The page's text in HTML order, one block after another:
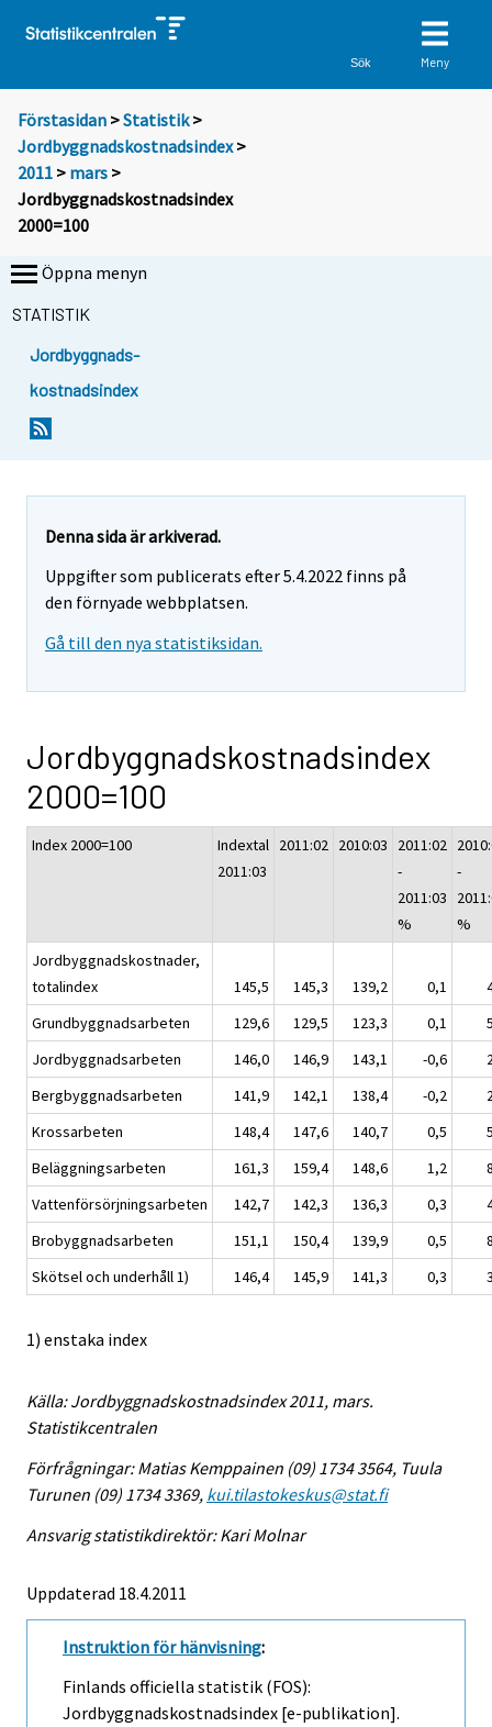
Sök Meny
Förstasidan >Statistik >
Jordbyggnadskostnadsindex>
2011 > mars >
Jordbyggnadskostnadsindex
2000=100
Öppna menyn
STATISTIK
Jordbyggnads-
kostnadsindex
Denna sida är arkiverad.
Uppgifter som publicerats efter 5.4.2022 finns på
den förnyade webbplatsen.
Gå till den nya statistiksidan.
Jordbyggnadskostnadsindex
2000=100
Index 2000=100
Indextal
2011:03
2011:02 2010:03
2011:02
-
2011:03
%
-
%
Jordbyggnadskostnader,
totalindex
145,5 145,3 139,2 0,1
Grundbyggnadsarbeten
129,6 129,5 123,3 0,1
Jordbyggnadsarbeten
146,0 146,9 143,1 -0,6
Bergbyggnadsarbeten
141,9 142,1 138,4 -0,2
Krossarbeten
148,4 147,6 140,7 0,5
Beläggningsarbeten
161,3 159,4 148,6 1,2
Vattenförsörjningsarbeten
142,7 142,3 136,3 0,3
Brobyggnadsarbeten
151,1 150,4 139,9 0,5
Skötsel och underhåll 1)
146,4 145,9 141,3 0,3
1) enstaka index
Källa: Jordbyggnadskostnadsindex 2011, mars.
Statistikcentralen
Förfrågningar: Matias Kemppainen (09) 1734 3564, Tuula
Turunen (09) 1734 3369, kui.tilastokeskus@stat.fi
Ansvarig statistikdirektör: Kari Molnar
Uppdaterad 18.4.2011
Instruktion för hänvisning:
Finlands officiella statistik (FOS):
Jordbyggnadskostnadsindex [e-publikation].